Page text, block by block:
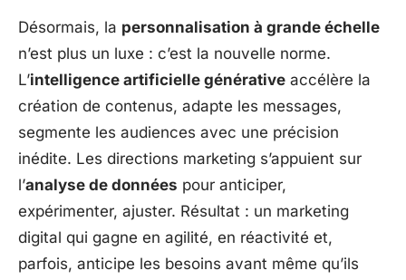
Désormais, la personnalisation à grande échelle
n’est plus un luxe : c’est la nouvelle norme.
L’intelligence artificielle générative accélère la
création de contenus, adapte les messages,
segmente les audiences avec une précision
inédite. Les directions marketing s’appuient sur
l’analyse de données pour anticiper,
expérimenter, ajuster. Résultat : un marketing
digital qui gagne en agilité, en réactivité et,
parfois, anticipe les besoins avant même qu’ils